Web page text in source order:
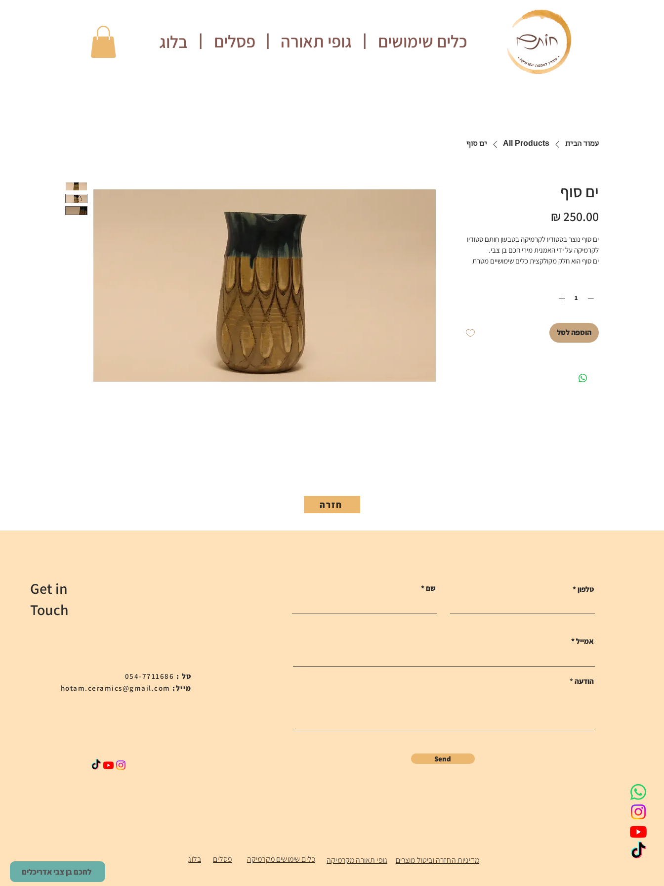
בלוג פסלים גופי תאורה כלים שימושים
עמוד הבית All Products ים סוף
ים סוף
ים סוף נוצר בסטודיו לקרמיקה בטבעון חותם סטודיו
לקרמיקה על ידי האמנית מירי חכם בן צבי.
ים סוף הוא חלק מקולקצית כלים שימושיים מטרת
מראש זמן היצור 4-6 שבועות
הוספה לסל
חזרה
Get in
Touch
טל : 054-7711686
hotam.ceramics@gmail.com
:מייל
שם טלפון
אמייל
הודעה
Send
בלוג פסלים כלים שימושים מקרמיקה גופי תאורה מקרמיקה
מדיניות החזרה וביטול מוצרים
לחכם בן צבי אדריכלים